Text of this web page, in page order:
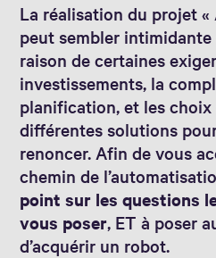
La réalisation du projet
peut sembler
raison de certaines
investissements, la
planification, et les
différentes solutions
renoncer. Afin de vous
chemin de
point sur les questions
vous poser, ET à poser
d’acquérir un robot.